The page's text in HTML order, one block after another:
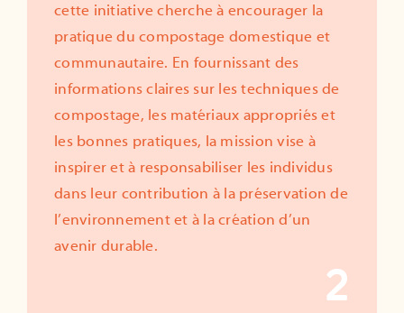
cette initiative cherche à encourager la
pratique du compostage domestique et
communautaire. En fournissant des
informations claires sur les techniques de
compostage, les matériaux appropriés et
les bonnes pratiques, la mission vise à
inspirer et à responsabiliser les individus
dans leur contribution à la préservation de
l’environnement et à la création d’un
avenir durable.
2